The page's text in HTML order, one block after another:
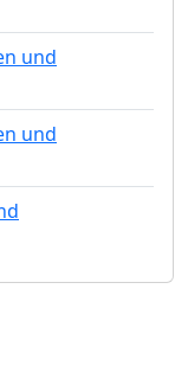
und
und